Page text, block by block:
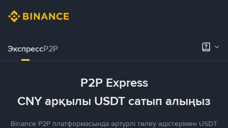
ЭкспрессP2P
P2P Express
CNY арқылы USDT сатып алыңыз
Binance P2P платформасында әртүрлі төлеу әдістерімен USDT